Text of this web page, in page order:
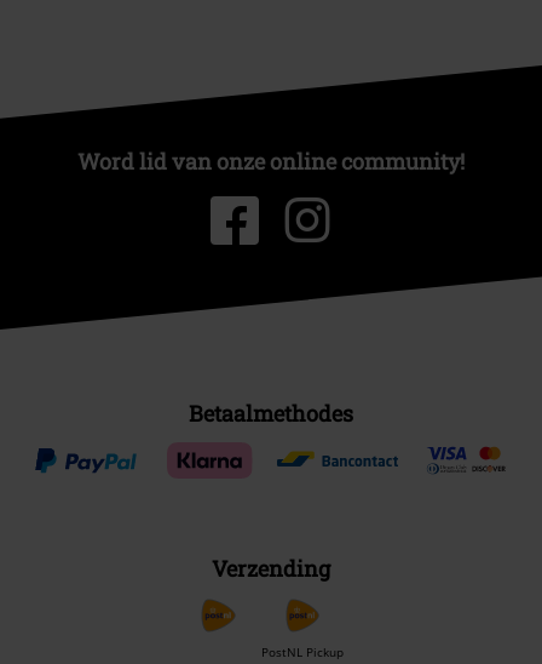
Word lid van onze online community!
Betaalmethodes
Verzending
PostNL Pickup